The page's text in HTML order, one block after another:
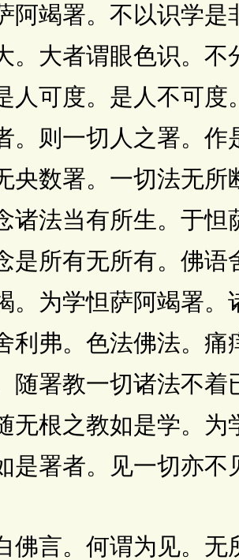
阿竭署。不以识学
。大者谓眼色识。
人可度。是人不可度
。则一切人之署。作
央数署。一切法无
诸法当有所生。于
是所有无所有。佛语
。为学怛萨阿竭署
利弗。色法佛法。痛
随署教一切诸法不
无根之教如是学。为
是署者。见一切亦不
言。何谓为见。无